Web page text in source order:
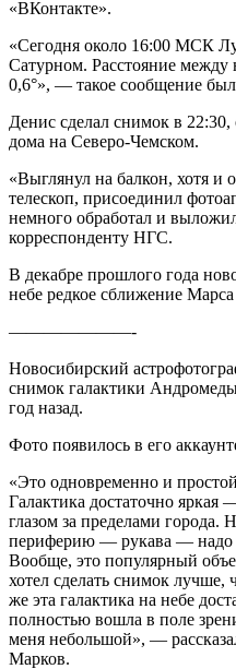
«ВКонтакте».
«Сегодня около 16:00 МСК
Сатурном. Расстояние между
0,6°», — такое сообщение
Денис сделал снимок в
дома на Северо-Чемском.
«Выглянул на балкон, хотя и
телескоп, присоединил
немного обработал и
корреспонденту НГС.
В декабре прошлого года
небе редкое сближение
———————-
Новосибирский
снимок галактики
год назад.
Фото появилось в его
«Это одновременно и
Галактика достаточно
глазом за пределами
периферию — рукава — надо
Вообще, это популярный
хотел сделать снимок
же эта галактика на небе
полностью вошла в поле
меня небольшой», —
Марков.